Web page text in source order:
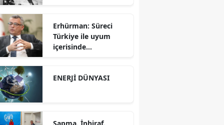
Erhürman: Süreci
Türkiye ile uyum
içerisinde
ENERJİ DÜNYASI